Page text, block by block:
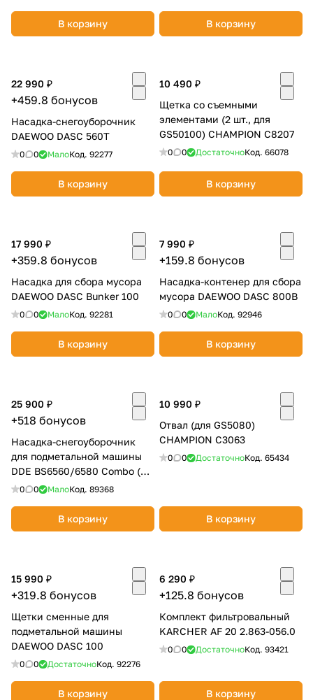
В корзину В корзину
22 990 ₽
+459.8 бонусов
Насадка-снегоуборочник
DAEWOO DASC 560T
0 0 МалоКод. 92277
В корзину
10 490 ₽
Щетка со съемными
элементами (2 шт., для
GS50100) CHAMPION C8207
0 0 ДостаточноКод. 66078
В корзину
17 990 ₽
+359.8 бонусов
Насадка для сбора мусора
DAEWOO DASC Bunker 100
0 0 МалоКод. 92281
В корзину
7 990 ₽
+159.8 бонусов
Насадка-контенер для сбора
мусора DAEWOO DASC 800B
0 0 МалоКод. 92946
В корзину
25 900 ₽
+518 бонусов
Насадка-снегоуборочник
для подметальной машины
DDE BS6560/6580 Combo (56
см) 916-905
0 0 МалоКод. 89368
В корзину
10 990 ₽
Отвал (для GS5080)
CHAMPION C3063
0 0 ДостаточноКод. 65434
В корзину
15 990 ₽
+319.8 бонусов
Щетки сменные для
подметальной машины
DAEWOO DASC 100
0 0 ДостаточноКод. 92276
В корзину
6 290 ₽
+125.8 бонусов
Комплект фильтровальный
KARCHER AF 20 2.863-056.0
0 0 ДостаточноКод. 93421
В корзину
раз в 2 недели